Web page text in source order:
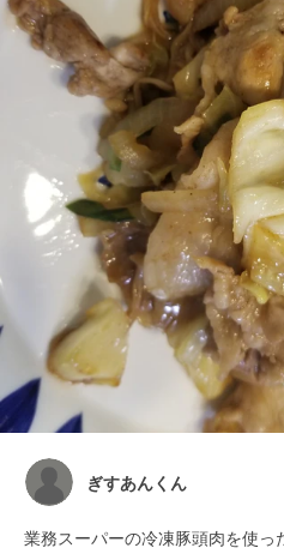
ぎすあんくん
業務スーパーの冷凍豚頭肉を使っ